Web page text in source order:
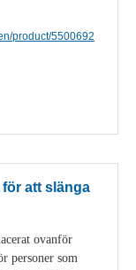
product/5500692
att slänga
ovanför
personer som